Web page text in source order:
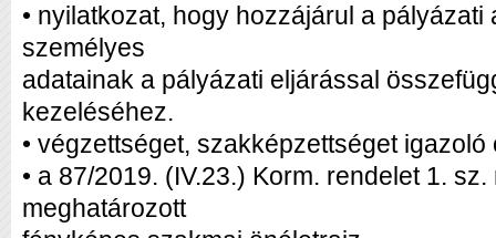
• nyilatkozat, hogy hozzájárul a pályázati
személyes
adatainak a pályázati eljárással
kezeléséhez.
• végzettséget, szakképzettséget
• a 87/2019. (IV.23.) Korm. rendelet 1.
meghatározott